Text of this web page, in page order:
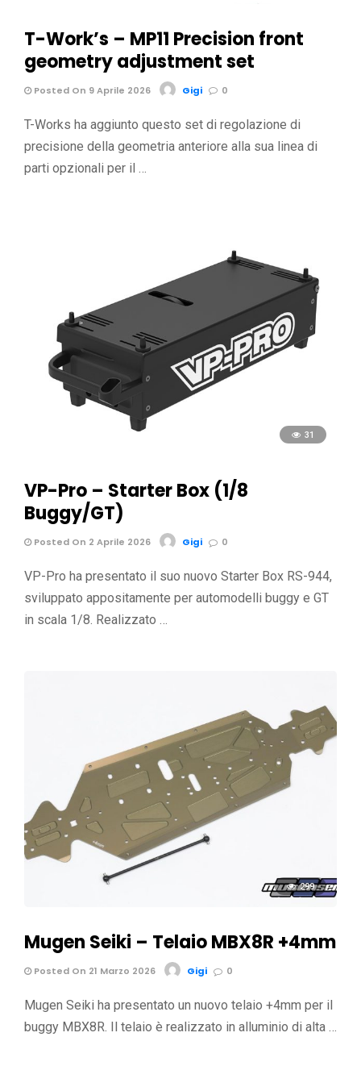
T-Work’s – MP11 Precision front
geometry adjustment set
Posted On 9 Aprile 2026 Gigi 0
T-Works ha aggiunto questo set di regolazione di
precisione della geometria anteriore alla sua linea di
parti opzionali per il …
31
VP-Pro – Starter Box (1/8
Buggy/GT)
Posted On 2 Aprile 2026 Gigi 0
VP-Pro ha presentato il suo nuovo Starter Box RS-944,
sviluppato appositamente per automodelli buggy e GT
in scala 1/8. Realizzato …
299
Mugen Seiki – Telaio MBX8R +4mm
Posted On 21 Marzo 2026 Gigi 0
Mugen Seiki ha presentato un nuovo telaio +4mm per il
buggy MBX8R. Il telaio è realizzato in alluminio di alta …